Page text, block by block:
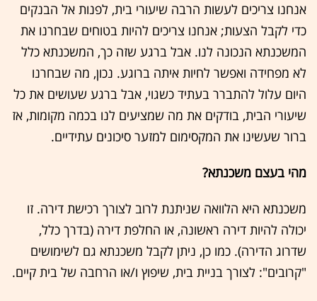
אנחנו צריכים לעשות הרבה שיעורי בית, לפנות אל הבנקים
כדי לקבל הצעות; אנחנו צריכים להיות בטוחים שבחרנו את
המשכנתא הנכונה לנו. אבל ברגע שזה כך, המשכנתא כלל
לא מפחידה ואפשר לחיות איתה ברוגע. נכון, מה שבחרנו
היום עלול להתברר בעתיד כשגוי, אבל ברגע שעושים את כל
שיעורי הבית, בודקים את מה שמציעים לנו בכמה מקומות, אז
ברור שעשינו את המקסימום למזער סיכונים עתידיים.
מהי בעצם משכנתא?
משכנתא היא הלוואה שניתנת לרוב לצורך רכישת דירה. זו
יכולה להיות דירה ראשונה, או החלפת דירה (בדרך כלל,
שדרוג הדירה). כמו כן, ניתן לקבל משכנתא גם לשימושים
"קרובים": לצורך בניית בית, שיפוץ ו/או הרחבה של בית קיים.